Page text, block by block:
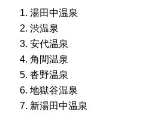
湯田中温泉
渋温泉
安代温泉
角間温泉
沓野温泉
地獄谷温泉
新湯田中温泉